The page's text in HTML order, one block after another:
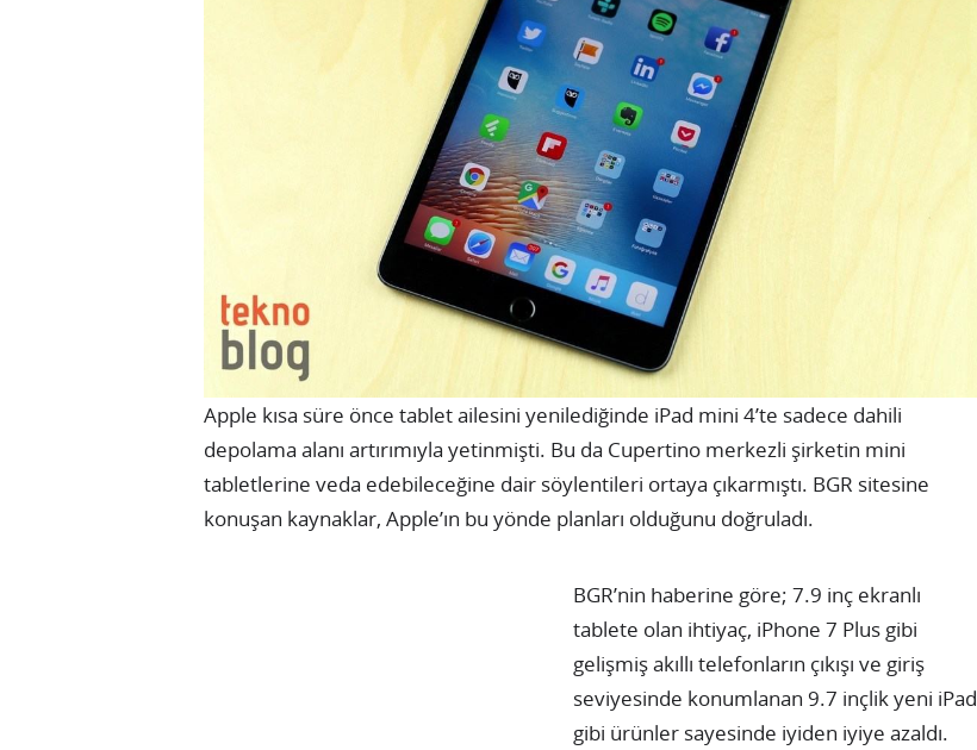
Apple kısa süre önce tablet ailesini yenilediğinde iPad mini 4’te sadece dahili
depolama alanı artırımıyla yetinmişti. Bu da Cupertino merkezli şirketin mini
tabletlerine veda edebileceğine dair söylentileri ortaya çıkarmıştı. BGR sitesine
konuşan kaynaklar, Apple’ın bu yönde planları olduğunu doğruladı.
BGR’nin haberine göre; 7.9 inç ekranlı
tablete olan ihtiyaç, iPhone 7 Plus gibi
gelişmiş akıllı telefonların çıkışı ve giriş
seviyesinde konumlanan 9.7 inçlik yeni iPad
gibi ürünler sayesinde iyiden iyiye azaldı.